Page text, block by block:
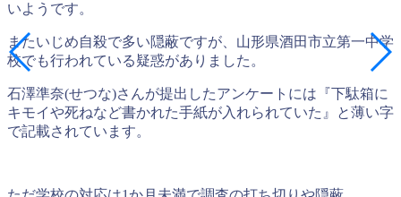
いようです。
またいじめ自殺で多い隠蔽ですが、山形県酒田市立第一中学
校でも行われている疑惑がありました。
石澤準奈(せつな)さんが提出したアンケートには『下駄箱に
キモイや死ねなど書かれた手紙が入れられていた』と薄い字
で記載されています。